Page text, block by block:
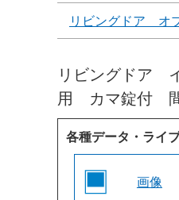
リビングドア オ
リビングドア
用 カマ錠付 間
各種データ・ライ
画像